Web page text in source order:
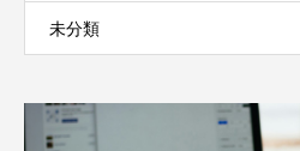
未分類